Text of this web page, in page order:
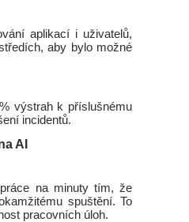
aplikací i uživatelů,
aby bylo možné
výstrah k příslušnému
incidentů.
AI
na minuty tím, že
spuštění. To
pracovních úloh.